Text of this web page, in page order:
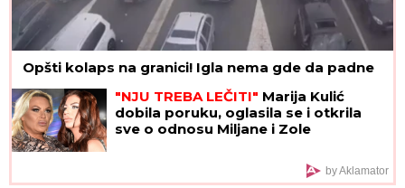
Opšti kolaps na granici! Igla nema gde da padne
"NJU TREBA LEČITI" Marija Kulić
dobila poruku, oglasila se i otkrila
sve o odnosu Miljane i Zole
by Aklamator